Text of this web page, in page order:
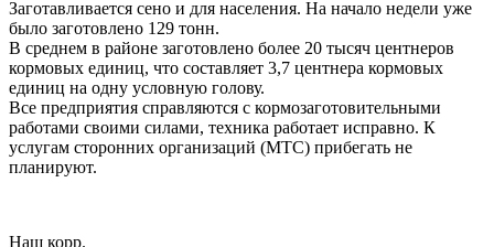
Заготавливается сено и для населения. На начало недели уже
было заготовлено 129 тонн.
В среднем в районе заготовлено более 20 тысяч центнеров
кормовых единиц, что составляет 3,7 центнера кормовых
единиц на одну условную голову.
Все предприятия справляются с кормозаготовительными
работами своими силами, техника работает исправно. К
услугам сторонних организаций (МТС) прибегать не
планируют.
Наш корр.